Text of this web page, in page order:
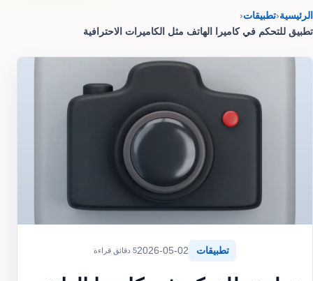
الرئيسية‹تطبيقات‹
تطبيق للتحكم في كاميرا الهاتف مثل الكاميرات الاحترافية
تطبيقات 2026-05-025 دقائق قراءة